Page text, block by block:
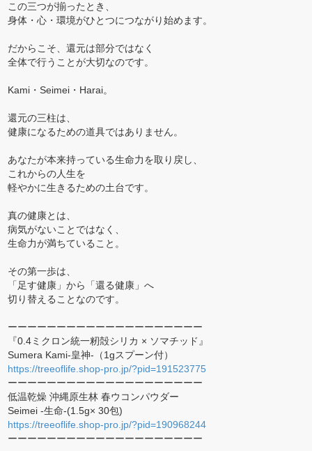
この三つが揃ったとき、
身体・心・環境がひとつにつながり始めます。
だからこそ、還元は部分ではなく
全体で行うことが大切なのです。
Kami・Seimei・Harai。
還元の三柱は、
健康になるための道具ではありません。
あなたが本来持っている生命力を取り戻し、
これからの人生を
軽やかに生きるための土台です。
真の健康とは、
病気がないことではなく、
生命力が満ちていること。
その第一歩は、
「足す健康」から「還る健康」へ
切り替えることなのです。
ーーーーーーーーーーーーーーーーーーーー
『0.4ミクロン統一籾殻シリカ × ソマチッド』
Sumera Kami-皇神-（1gスプーン付）
https://treeoflife.shop-pro.jp/?pid=191523775
ーーーーーーーーーーーーーーーーーーーー
低温乾燥 沖縄原生林 春ウコンパウダー
Seimei -生命-(1.5g× 30包)
https://treeoflife.shop-pro.jp/?pid=190968244
ーーーーーーーーーーーーーーーーーーーー